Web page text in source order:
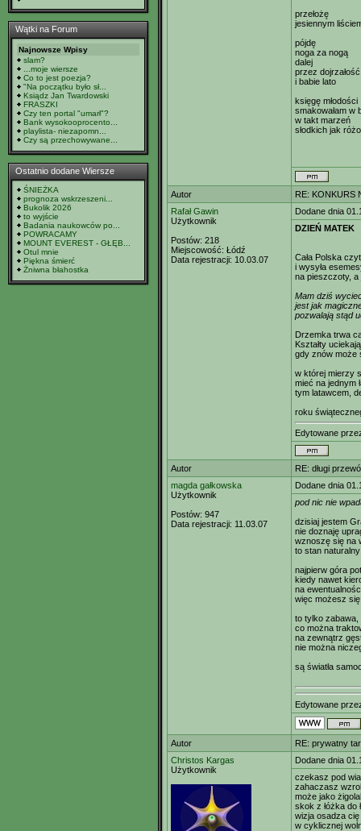
Wątki na Forum
Najnowsze Wpisy
slam?
...moje wiersze
Co to jest poezja?
"Na początku było sł...
Ksiądz Jan Twardowski
FRASZKI
Czy ten portal "umarł"?
Bank wysokooprocento...
playlista- niezapomn...
Czy są przechowywane...
Ostatnio dodane Wiersze
ŚNIEŻKA
prognoza wskrzeszeni...
Bukolik 2026
to wyjście
Badania naukowców po...
POWRACAMY
MOUNT EVEREST - GŁĘB...
Otul mnie
Piękna śmierć
Żniwna błahostka
przełożę
jesiennym
pójdę
noga za nogą
dalej
przez
i babie lato
księgę młodości
smakowałam w
w takt marzeń
słodkich jak
Autor
RE: KONKURS
Rafał Gawin
Użytkownik
Postów: 218
Miejscowość: Łódź
Data rejestracji: 10.03.07
Dodane dnia
DZIEŃ MATEK
Cała Polska
i wysyła
na pieszczoty, a
Mam dziś
jest jak
pozwalają stąd
Drzemka trwa
Kształty
gdy znów może
w której mierzy
mieć na jednym
tym latawcem,
roku
Edytowane
Autor
RE: długi
magda gałkowska
Użytkownik
Postów: 947
Data rejestracji: 11.03.07
Dodane dnia
pod nic nie
dzisiaj jestem
nie doznaję
wznoszę się na
to stan
najpierw góra
kiedy nawet
na
więc możesz
to tylko
co można
na zewnątrz
nie można
są światła
Edytowane
Autor
RE: prywatny
Christos Kargas
Użytkownik
Dodane dnia
czekasz pod
zahaczasz
może jako
skok z łóżka do
wizja osadza
w cyklicznej